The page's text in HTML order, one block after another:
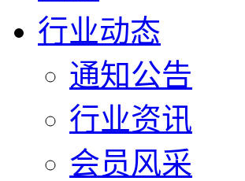
行业动态
通知公告
行业资讯
会员风采